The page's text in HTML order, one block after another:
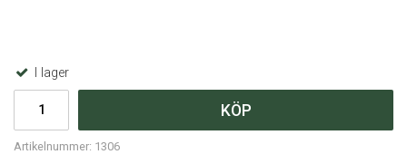
I lager
KÖP
Artikelnummer: 1306